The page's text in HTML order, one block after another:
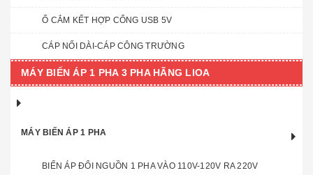
Ổ CẮM KẾT HỢP CỔNG USB 5V
CÁP NỐI DÀI-CÁP CÔNG TRƯỜNG
MÁY BIẾN ÁP 1 PHA 3 PHA HÃNG LIOA
MÁY BIẾN ÁP 1 PHA
BIẾN ÁP ĐỔI NGUỒN 1 PHA VÀO 110V-120V RA 220V